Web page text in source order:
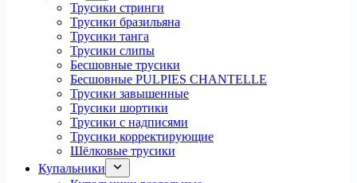
Трусики стринги
Трусики бразильяна
Трусики танга
Трусики слипы
Бесшовные трусики
Бесшовные PULPIES CHANTELLE
Трусики завышенные
Трусики шортики
Трусики с надписями
Трусики корректирующие
Шёлковые трусики
Купальники